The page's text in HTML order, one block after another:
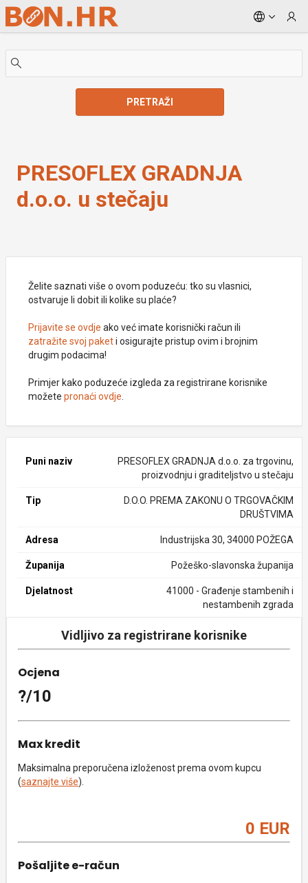
Skip to Main Content
PRETRAŽI
PRESOFLEX GRADNJA
d.o.o. u stečaju
Želite saznati više o ovom poduzeću: tko su vlasnici,
ostvaruje li dobit ili kolike su plaće?
Prijavite se ovdje ako već imate korisnički račun ili
zatražite svoj paketi osigurajte pristup ovim i brojnim
drugim podacima!
Primjer kako poduzeće izgleda za registrirane korisnike
možete pronaći ovdje
Puni naziv
PRESOFLEX GRADNJA d.o.o. za trgovinu,
proizvodnju i graditeljstvo u stečaju
Tip
D.O.O. PREMA ZAKONU O TRGOVAČKIM
DRUŠTVIMA
Adresa Industrijska 30, 34000 POŽEGA
Županija Požeško-slavonska županija
Djelatnost
41000 - Građenje stambenih i
nestambenih zgrada
Vidljivo za registrirane korisnike
Ocjena
?/10
Max kredit
Maksimalna preporučena izloženost prema ovom kupcu
(saznajte više).
0 EUR
Pošaljite e-račun